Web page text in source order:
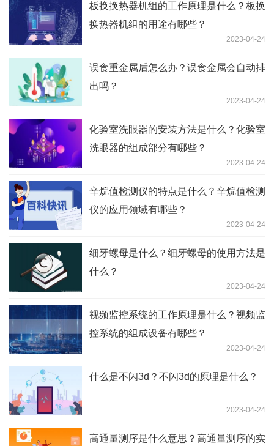
板换换热器机组的工作原理是什么？板换
换热器机组的用途有哪些？
2023-04-24
误食重金属后怎么办？误食金属会自动排
出吗？
2023-04-24
化验室洗眼器的安装方法是什么？化验室
洗眼器的组成部分有哪些？
2023-04-24
辛烷值检测仪的特点是什么？辛烷值检测
仪的应用领域有哪些？
2023-04-24
细牙螺母是什么？细牙螺母的使用方法是
什么？
2023-04-24
视频监控系统的工作原理是什么？视频监
控系统的组成设备有哪些？
2023-04-24
什么是不闪3d？不闪3d的原理是什么？
2023-04-24
高通量测序是什么意思？高通量测序的实